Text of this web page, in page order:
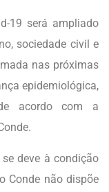
19 será ampliado
sociedade civil e
nas próximas
epidemiológica,
acordo com a
deve à condição
Conde não dispõe